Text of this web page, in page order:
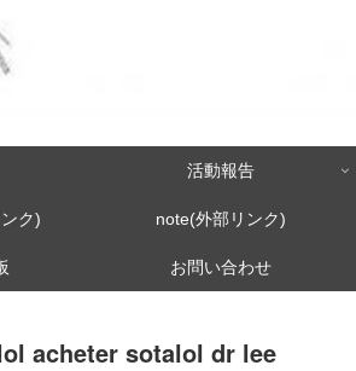
活動報告
ク) note(外部リンク)
お問い合わせ
acheter sotalol dr lee